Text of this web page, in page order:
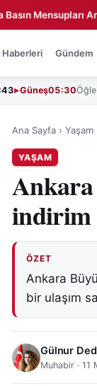
Arifan
Haberleri Gündem
Güneş05:30Öğle
Ana Sayfa › Yaşam
YAŞAM
Ankara
indirim
ÖZET
Ankara
bir ulaşım
Gülnur
Muhabir · 11